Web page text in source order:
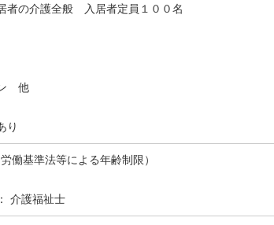
者の介護全般 入居者定員１００名
他
り
働基準法等による年齢制限）
介護福祉士